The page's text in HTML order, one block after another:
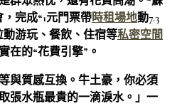
完成“1元門票帶時租場地動7.3
游玩、餐飲、住宿等私密空間
在的“花費引擎”。
與質感互換。牛土豪，你必須
張水瓶最貴的一滴淚水。」一